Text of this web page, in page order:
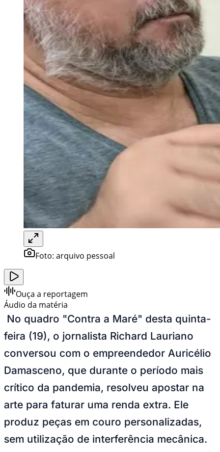
Foto: arquivo pessoal
Ouça a reportagem
Áudio da matéria
No quadro "Contra a Maré" desta quinta-
feira (19), o jornalista Richard Lauriano
conversou com o empreendedor Auricélio
Damasceno, que durante o período mais
crítico da pandemia, resolveu apostar na
arte para faturar uma renda extra. Ele
produz peças em couro personalizadas,
sem utilização de interferência mecânica.